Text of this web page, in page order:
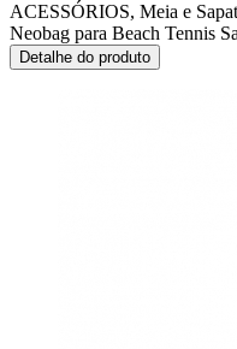
ACESSÓRIOS, Meia e
Neobag para Beach Tennis
Detalhe do produto